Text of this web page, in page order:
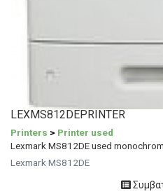
LEXMS812DEPRINTER
Printers > Printer used
Lexmark MS812DE used
Lexmark MS812DE